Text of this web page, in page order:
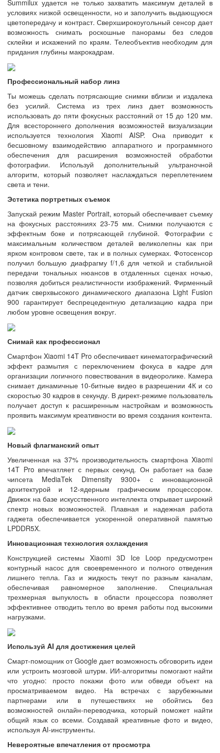
Summilux удается не только захватить максимум деталей в
условиях низкой освещенности, но и заполучить выдающуюся
цветопередачу и контраст. Сверхширокоугольный сенсор дает
возможность снимать роскошные панорамы без следов
склейки и искажений по краям. Телеобъектив необходим для
придания глубины макрокадрам.
Профессиональный набор линз
Ты можешь сделать потрясающие снимки вблизи и издалека
без усилий. Система из трех линз дает возможность
использовать до пяти фокусных расстояний от 15 до 120 мм.
Для всестороннего дополнения возможностей визуализации
используется технология Xiaomi AISP. Она приводит к
бесшовному взаимодействию аппаратного и программного
обеспечения для расширения возможностей обработки
фотографии. Используй дополнительный ультраночной
алгоритм, который позволяет наслаждаться переплетением
света и тени.
Эстетика портретных съемок
Запускай режим Master Portrait, который обеспечивает съемку
на фокусных расстояниях 23-75 мм. Снимки получаются с
эффектным боке и потрясающей глубиной. Фотографии с
максимальным количеством деталей великолепны как при
ярком контровом свете, так и в полных сумерках. Фотосенсор
получил большую диафрагму f/1,6 для четкой и стабильной
передачи тональных нюансов в отдаленных сценах ночью,
позволяя добиться реалистичности изображений. Фирменный
датчик сверхвысокого динамического диапазона Light Fusion
900 гарантирует беспрецедентную детализацию кадра при
любом уровне освещения вокруг.
Снимай как профессионал
Смартфон Xiaomi 14T Pro обеспечивает кинематографический
эффект размытия с переключением фокуса в кадре для
организации логичного повествования в видеоролике. Камера
снимает динамичные 10-битные видео в разрешении 4К и со
скоростью 30 кадров в секунду. В директ-режиме пользователь
получает доступ к расширенным настройкам и возможность
проявить максимум креативности во время создания контента.
Новый флагманский опыт
Увеличенная на 37% производительность смартфона Xiaomi
14T Pro впечатляет с первых секунд. Он работает на базе
чипсета MediaTek Dimensity 9300+ с инновационной
архитектурой и 12-ядерным графическим процессором.
Движок на базе искусственного интеллекта открывает широкий
спектр новых возможностей. Плавная и надежная работа
гаджета обеспечивается ускоренной оперативной памятью
LPDDR5X.
Инновационная технология охлаждения
Конструкцией системы Xiaomi 3D Ice Loop предусмотрен
контурный насос для своевременного и полного отведения
лишнего тепла. Газ и жидкость текут по разным каналам,
обеспечивая равномерное заполнение. Специальная
трехмерная выпуклость в области процессора позволяет
эффективнее отводить тепло во время работы под высокими
нагрузками.
Используй AI для достижения целей
Смарт-помощник от Google дает возможность обговорить идеи
или устроить мозговой штурм. ИИ-алгоритмы помогают найти
что угодно: просто покажи фото или обведи объект на
просматриваемом видео. На встречах с зарубежными
партнерами или в путешествиях не обойтись без
возможностей онлайн-переводчика, который поможет найти
общий язык со всеми. Создавай креативные фото и видео,
используя AI-инструменты.
Невероятные впечатления от просмотра